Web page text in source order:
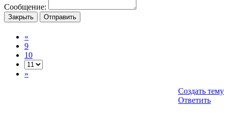
Сообщение:
Закрыть Отправить
«
9
10
»
Создать тему
Ответить